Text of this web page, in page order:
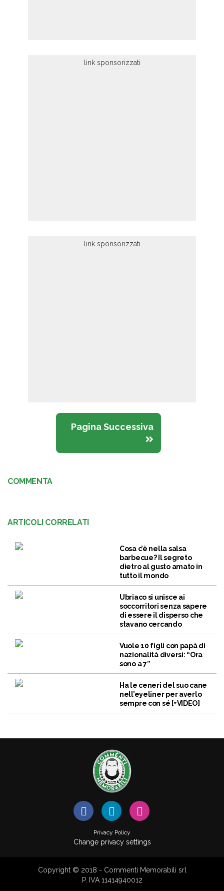
Pagina Successiva
COMMENTA
ARTICOLI CORRELATI
Cosa c’è nella salsa
barbecue? Il segreto
dietro al gusto amato in
tutto il mondo
Ubriaco si unisce ai
soccorritori senza sapere
di essere il disperso che
stavano cercando
Vuole 10 figli con papà di
nazionalità diversi: “Ora
sono a 7”
Ha le ceneri del suo cane
nell’eyeliner per averlo
sempre con sé [+VIDEO]
Privacy Policy
Change privacy settings
Copyright © 2018 - Commenti Memorabili srl
P. IVA 11414940012